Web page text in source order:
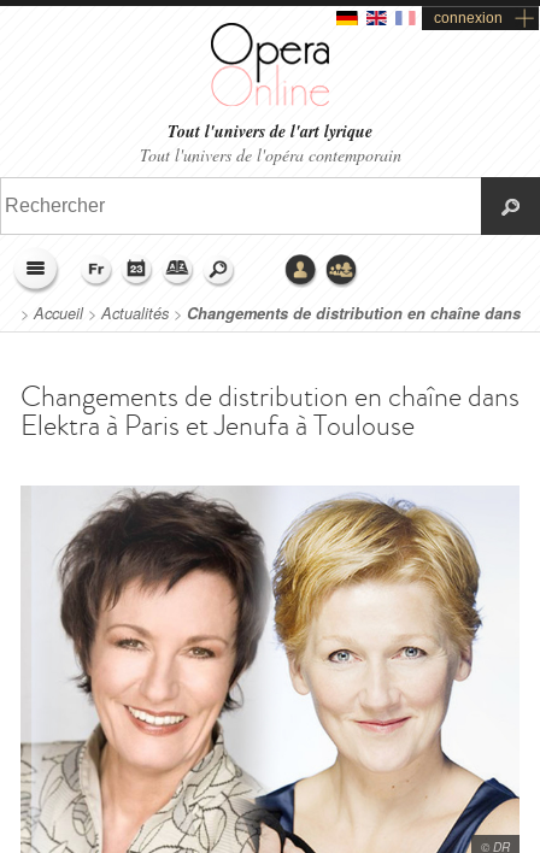
connexion
Tout l'univers de l'art lyrique
Tout l'univers de l'opéra contemporain
>Accueil>Actualités > Changements de distribution en chaîne dans
Elektra à Paris et Jenufa à Toulouse
Changements de distribution en chaîne dans
Elektra à Paris et Jenufa à Toulouse
© DR